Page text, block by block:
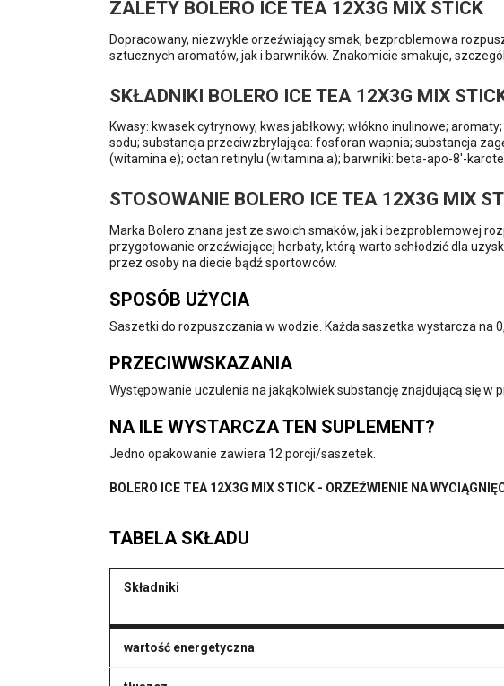
ZALETY BOLERO ICE TEA 12X3G MIX STICK
Dopracowany, niezwykle orzeźwiający smak, bezproblemowa
sztucznych aromatów, jak i barwników. Znakomicie smakuje,
SKŁADNIKI BOLERO ICE TEA 12X3G MIX
Kwasy: kwasek cytrynowy, kwas jabłkowy; włókno inulinowe;
sodu; substancja przeciwzbrylająca: fosforan wapnia; substancja
(witamina e); octan retinylu (witamina a); barwniki: beta-apo-8′-
STOSOWANIE BOLERO ICE TEA 12X3G MIX
Marka Bolero znana jest ze swoich smaków, jak i bezproblemowej
przygotowanie orzeźwiającej herbaty, którą warto schłodzić dla
przez osoby na diecie bądź sportowców.
SPOSÓB UŻYCIA
Saszetki do rozpuszczania w wodzie. Każda saszetka wystarcza na
PRZECIWWSKAZANIA
Występowanie uczulenia na jakąkolwiek substancję znajdującą się w
NA ILE WYSTARCZA TEN SUPLEMENT?
Jedno opakowanie zawiera 12 porcji/saszetek.
BOLERO ICE TEA 12X3G MIX STICK - ORZEŹWIENIE NA
TABELA SKŁADU
Składniki
wartość energetyczna